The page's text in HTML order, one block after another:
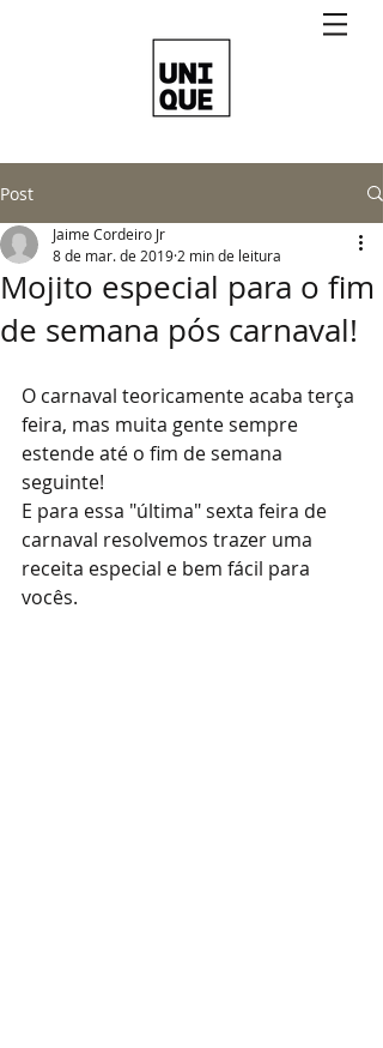
Post
Mojito especial para o fim
de semana pós carnaval!
Jaime Cordeiro Jr
8 de mar. de 2019 2 min de leitura
O carnaval teoricamente acaba terça
feira, mas muita gente sempre
estende até o fim de semana
seguinte!
E para essa "última" sexta feira de
carnaval resolvemos trazer uma
receita especial e bem fácil para
vocês.